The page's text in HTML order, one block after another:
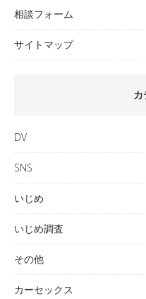
相談フォーム
サイトマップ
カ
DV
SNS
いじめ
いじめ調査
その他
カーセックス